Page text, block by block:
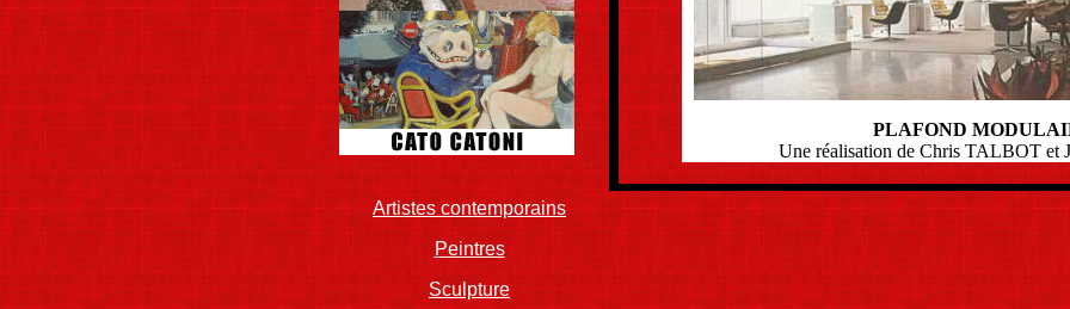
Artistes contemporains
Peintres
Sculpture
PLAFOND
Une réalisation de Chris TALBOT